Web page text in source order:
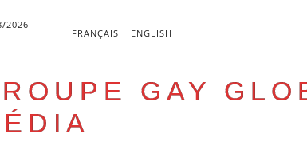
2026
FRANÇAIS ENGLISH
GAY